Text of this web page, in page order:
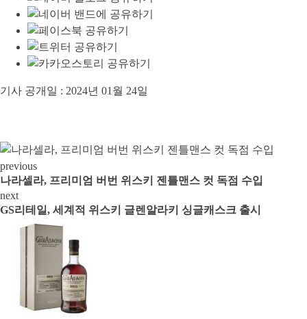
기사 공개일 : 2024년 01월 24일
previous
나라셀라, 프리미엄 버번 위스키 젠틀맨스 컷 독점 수입
next
GS리테일, 세계적 위스키 글렌알라키 싱글캐스크 출시